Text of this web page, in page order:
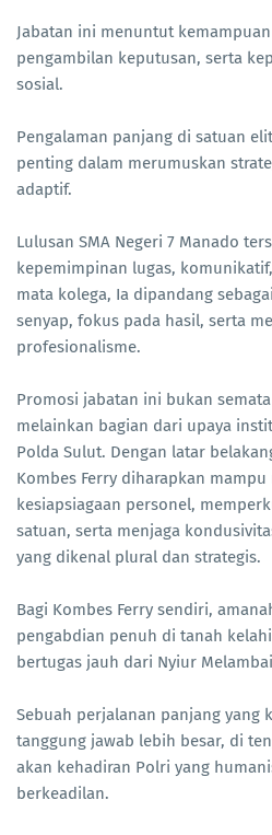
Jabatan ini menuntut
pengambilan keputusan, serta
sosial.
Pengalaman panjang di satuan
penting dalam merumuskan
adaptif.
Lulusan SMA Negeri 7 Manado
kepemimpinan lugas,
mata kolega, Ia dipandang
senyap, fokus pada hasil, serta
profesionalisme.
Promosi jabatan ini bukan
melainkan bagian dari upaya
Polda Sulut. Dengan latar
Kombes Ferry diharapkan
kesiapsiagaan personel,
satuan, serta menjaga
yang dikenal plural dan strategis.
Bagi Kombes Ferry sendiri,
pengabdian penuh di tanah
bertugas jauh dari Nyiur
Sebuah perjalanan panjang yang
tanggung jawab lebih besar, di
akan kehadiran Polri yang
berkeadilan.